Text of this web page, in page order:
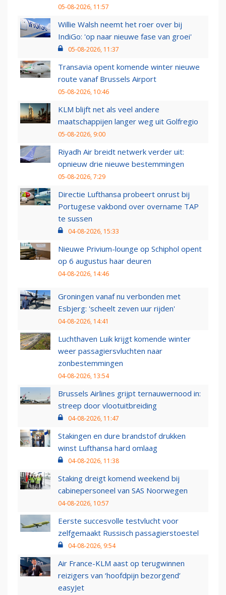
05-08-2026, 11:57
Willie Walsh neemt het roer over bij
IndiGo: 'op naar nieuwe fase van groei'
05-08-2026, 11:37
Transavia opent komende winter nieuwe
route vanaf Brussels Airport
05-08-2026, 10:46
KLM blijft net als veel andere
maatschappijen langer weg uit Golfregio
05-08-2026, 9:00
Riyadh Air breidt netwerk verder uit:
opnieuw drie nieuwe bestemmingen
05-08-2026, 7:29
Directie Lufthansa probeert onrust bij
Portugese vakbond over overname TAP
te sussen
04-08-2026, 15:33
Nieuwe Privium-lounge op Schiphol opent
op 6 augustus haar deuren
04-08-2026, 14:46
Groningen vanaf nu verbonden met
Esbjerg: 'scheelt zeven uur rijden'
04-08-2026, 14:41
Luchthaven Luik krijgt komende winter
weer passagiersvluchten naar
zonbestemmingen
04-08-2026, 13:54
Brussels Airlines grijpt ternauwernood in:
streep door vlootuitbreiding
04-08-2026, 11:47
Stakingen en dure brandstof drukken
winst Lufthansa hard omlaag
04-08-2026, 11:38
Staking dreigt komend weekend bij
cabinepersoneel van SAS Noorwegen
04-08-2026, 10:57
Eerste succesvolle testvlucht voor
zelfgemaakt Russisch passagierstoestel
04-08-2026, 9:54
Air France-KLM aast op terugwinnen
reizigers van ‘hoofdpijn bezorgend’
easyJet